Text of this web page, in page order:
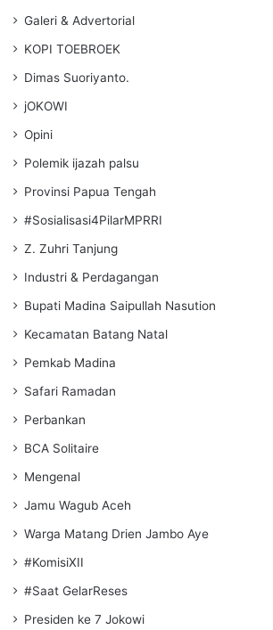
Galeri & Advertorial
KOPI TOEBROEK
Dimas Suoriyanto.
jOKOWI
Opini
Polemik ijazah palsu
Provinsi Papua Tengah
#Sosialisasi4PilarMPRRI
Z. Zuhri Tanjung
Industri & Perdagangan
Bupati Madina Saipullah Nasution
Kecamatan Batang Natal
Pemkab Madina
Safari Ramadan
Perbankan
BCA Solitaire
Mengenal
Jamu Wagub Aceh
Warga Matang Drien Jambo Aye
#KomisiXII
#Saat GelarReses
Presiden ke 7 Jokowi